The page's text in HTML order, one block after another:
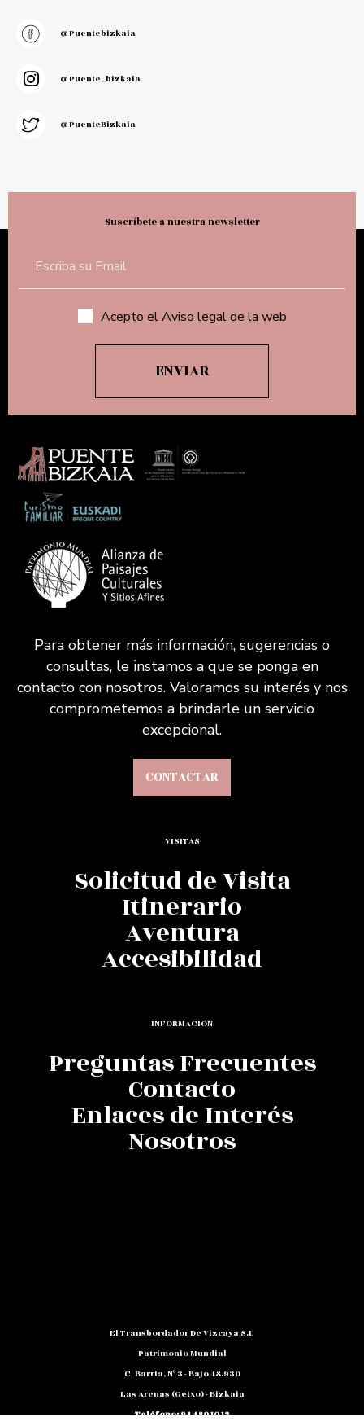
@puentebizkaia
@puente_bizkaia
@PuenteBizkaia
Suscríbete a nuestra newsletter
Acepto el Aviso legal de la web
Para obtener más información, sugerencias o
consultas, le instamos a que se ponga en
contacto con nosotros. Valoramos su interés y nos
comprometemos a brindarle un servicio
excepcional.
CONTACTAR
VISITAS
Solicitud de Visita
Itinerario
Aventura
Accesibilidad
INFORMACIÓN
Preguntas Frecuentes
Contacto
Enlaces de Interés
Nosotros
El Transbordador De Vizcaya S.L
Patrimonio Mundial
C/ Barria, Nº 3 - Bajo 48.930
Las Arenas (Getxo) - Bizkaia
Teléfono: 94 480 10 12